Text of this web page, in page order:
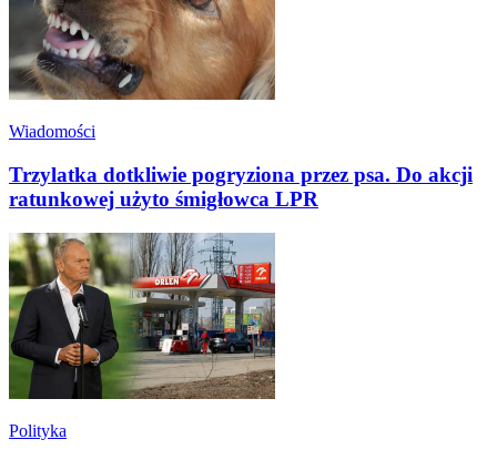
Wiadomości
Trzylatka dotkliwie pogryziona przez psa. Do akcji
ratunkowej użyto śmigłowca LPR
Polityka